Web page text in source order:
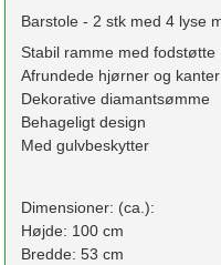
Barstole - 2 stk med 4 lyse
Stabil ramme med fodstøtte
Afrundede hjørner og kanter
Dekorative diamantsømme
Behageligt design
Med gulvbeskytter
Dimensioner: (ca.):
Højde: 100 cm
Bredde: 53 cm